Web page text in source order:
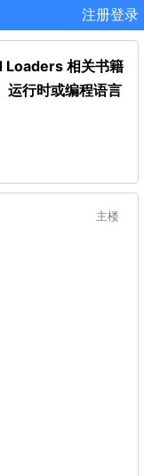
注册登录
相关书籍
运行时或编程语言
主楼